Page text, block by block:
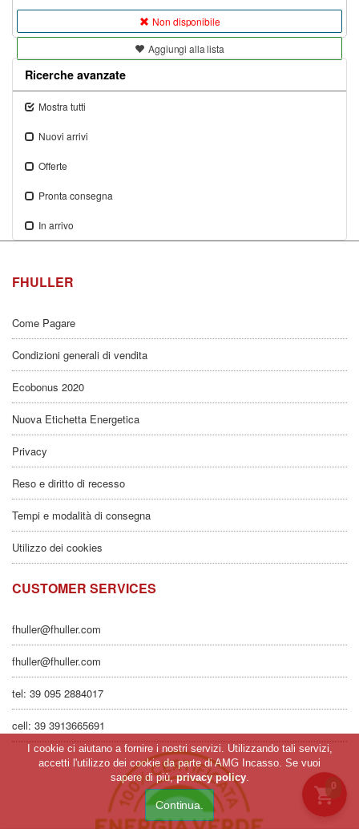
0
Non disponibile
Aggiungi alla lista
Ricerche avanzate
Mostra tutti
Nuovi arrivi
Offerte
Pronta consegna
In arrivo
FHULLER
Come Pagare
Condizioni generali di vendita
Ecobonus 2020
Nuova Etichetta Energetica
Privacy
Reso e diritto di recesso
Tempi e modalità di consegna
Utilizzo dei cookies
CUSTOMER SERVICES
fhuller@fhuller.com
fhuller@fhuller.com
tel: 39 095 2884017
cell: 39 3913665691
I cookie ci aiutano a fornire i nostri servizi. Utilizzando tali servizi,
accetti l'utilizzo dei cookie da parte di AMG Incasso. Se vuoi
sapere di più,privacy policy.